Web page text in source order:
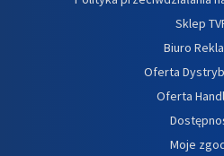
Sklep
Biuro
Oferta
Oferta
Moje